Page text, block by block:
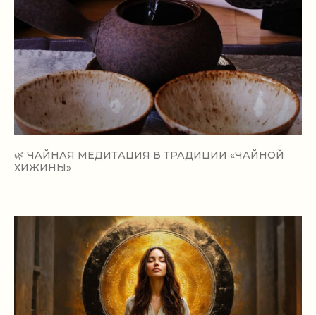
🌿 ЧАЙНАЯ МЕДИТАЦИЯ В ТРАДИЦИИ «ЧАЙНОЙ
ХИЖИНЫ»